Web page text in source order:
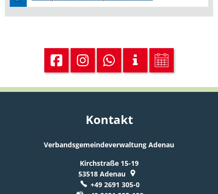
Kontakt
Verbandsgemeindeverwaltung Adenau
Kirchstraße 15-19
53518 Adenau
+49 2691 305-0